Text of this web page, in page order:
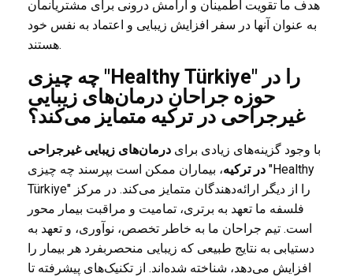
هدف ما تقویت اطمینان و آرامش درونی برای مشتریانمان
به عنوان آنها در سفر افزایش زیبایی و اعتماد به نفس خود
هستند.
چه چیزی "Healthy Türkiye" را در
حوزه جراحان درمان‌های زیبایی
غیرجراحی در ترکیه متمایز می‌کند؟
با وجود گزینه‌های زیادی برایدرمان‌های زیبایی غیرجراحی
در ترکیه، بیماران ممکن است بپرسند چه چیزی "Healthy
Türkiye" را از دیگر ارائه‌دهندگان متمایز می‌کند. در مرکز
فلسفه ما تعهد به برتری، تمامیت و مراقبت بیمار محور
است. تیم جراحان ما به خاطر تخصص، نوآوری، و تعهد به
دستیابی به نتایج طبیعی که زیبایی منحصربفرد هر بیمار را
افزایش می‌دهد، شناخته شده‌اند. از تکنیک‌های پیشرفته تا